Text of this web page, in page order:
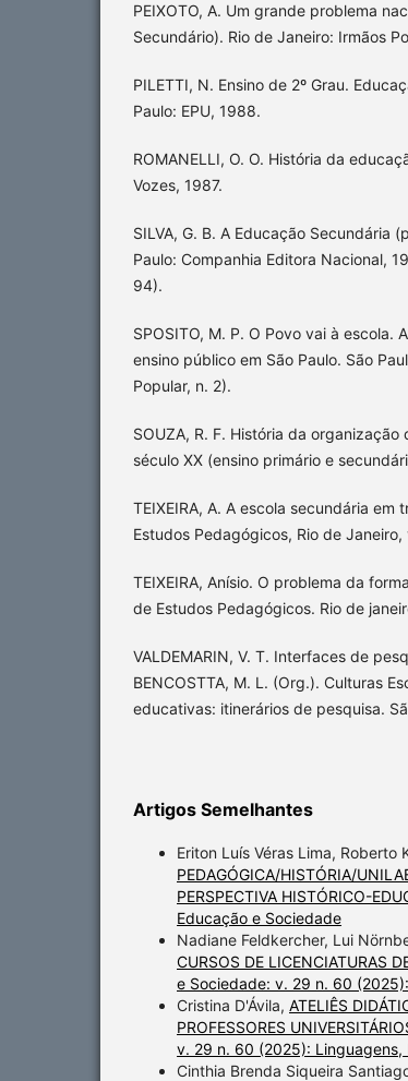
PEIXOTO, A. Um grande problema
Secundário). Rio de Janeiro: Irmãos
PILETTI, N. Ensino de 2º Grau.
Paulo: EPU, 1988.
ROMANELLI, O. O. História da
Vozes, 1987.
SILVA, G. B. A Educação Secundária
Paulo: Companhia Editora Nacional,
94).
SPOSITO, M. P. O Povo vai à escola.
ensino público em São Paulo. São
Popular, n. 2).
SOUZA, R. F. História da
século XX (ensino primário e
TEIXEIRA, A. A escola secundária
Estudos Pedagógicos, Rio de
TEIXEIRA, Anísio. O problema da
de Estudos Pedagógicos. Rio de
VALDEMARIN, V. T. Interfaces de
BENCOSTTA, M. L. (Org.). Culturas
educativas: itinerários de pesquisa.
Artigos Semelhantes
Eriton Luís Véras Lima, Roberto
PEDAGÓGICA/HISTÓRIA/
PERSPECTIVA HISTÓRICO-
Educação e Sociedade
Nadiane Feldkercher, Lui
CURSOS DE LICENCIATURAS
e Sociedade: v. 29 n. 60
Cristina D'Ávila, ATELIÊS
PROFESSORES
v. 29 n. 60 (2025): Linguagens,
Cinthia Brenda Siqueira